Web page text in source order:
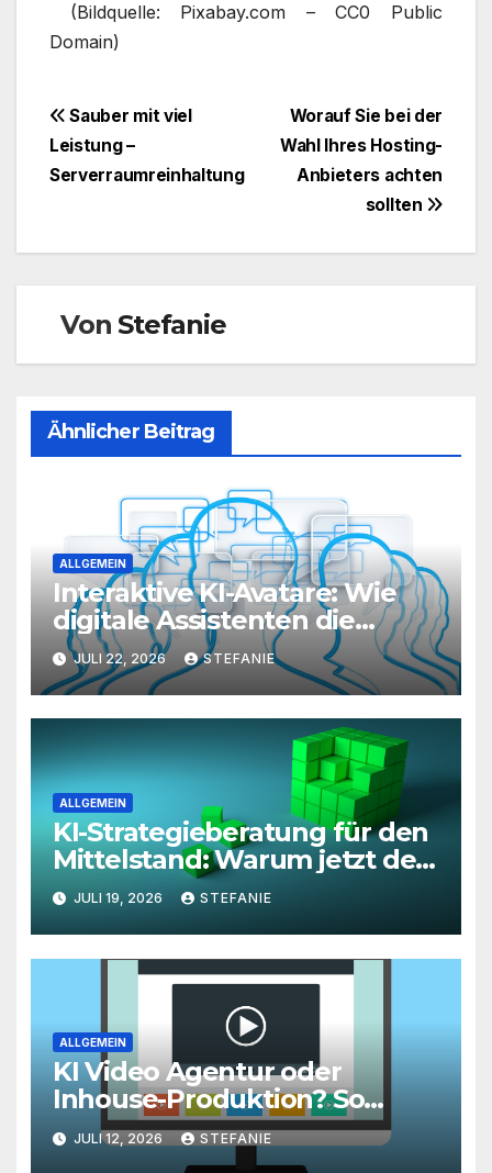
(Bildquelle: Pixabay.com – CC0 Public
Domain)
BeitragsnavigationWorauf Sie bei der
Wahl Ihres Hosting-
Anbieters achten
sollten
Sauber mit viel
Leistung –
Serverraumreinhaltung
Von Stefanie
Ähnlicher Beitrag
ALLGEMEIN
Interaktive KI-Avatare: Wie
digitale Assistenten die
Kundenkommunikation auf
ein neues Level heben
JULI 22, 2026 STEFANIE
ALLGEMEIN
KI-Strategieberatung für den
Mittelstand: Warum jetzt der
richtige Zeitpunkt für eine
unternehmensweite KI-
Roadmap ist
JULI 19, 2026 STEFANIE
ALLGEMEIN
KI Video Agentur oder
Inhouse-Produktion? So
finden Unternehmen den
richtigen Weg zu
JULI 12, 2026 STEFANIE